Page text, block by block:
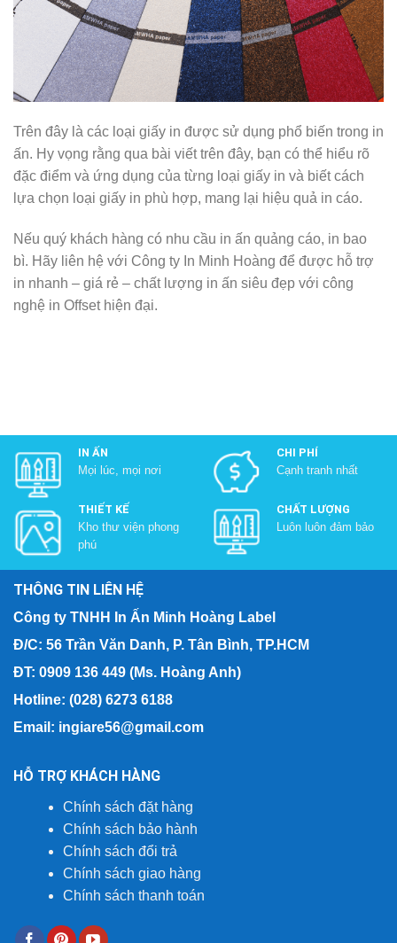
Trên đây là các loại giấy in được sử dụng phổ biến trong in
ấn. Hy vọng rằng qua bài viết trên đây, bạn có thể hiểu rõ
đặc điểm và ứng dụng của từng loại giấy in và biết cách
lựa chọn loại giấy in phù hợp, mang lại hiệu quả in cáo.
Nếu quý khách hàng có nhu cầu in ấn quảng cáo, in bao
bì. Hãy liên hệ với Công ty In Minh Hoàng để được hỗ trợ
in nhanh – giá rẻ – chất lượng in ấn siêu đẹp với công
nghệ in Offset hiện đại.
IN ẤN
Mọi lúc, mọi nơi
CHI PHÍ
Cạnh tranh nhất
THIẾT KẾ
Kho thư viện phong
phú
CHẤT LƯỢNG
Luôn luôn đảm bảo
THÔNG TIN LIÊN HỆ
Công ty TNHH In Ấn Minh Hoàng Label
Đ/C: 56 Trần Văn Danh, P. Tân Bình, TP.HCM
ĐT: 0909 136 449 (Ms. Hoàng Anh)
Hotline: (028) 6273 6188
Email: ingiare56@gmail.com
HỖ TRỢ KHÁCH HÀNG
Chính sách đặt hàng
Chính sách bảo hành
Chính sách đổi trả
Chính sách giao hàng
Chính sách thanh toán